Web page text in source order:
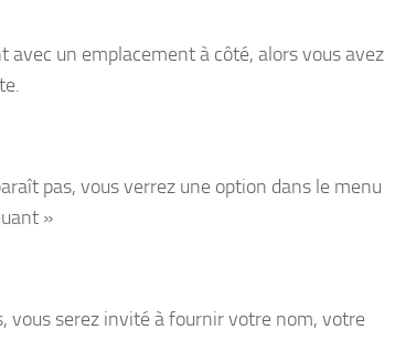
avec un emplacement à côté, alors vous avez
pas, vous verrez une option dans le menu
»
vous serez invité à fournir votre nom, votre